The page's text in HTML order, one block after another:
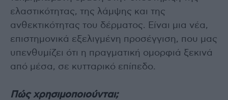
ελαστικότητας, της λάμψης και της
ανθεκτικότητας του δέρματος. Είναι μια νέα,
επιστημονικά εξελιγμένη προσέγγιση, που μας
υπενθυμίζει ότι η πραγματική ομορφιά ξεκινά
από μέσα, σε κυτταρικό επίπεδο.
Πώς χρησιμοποιούνται;